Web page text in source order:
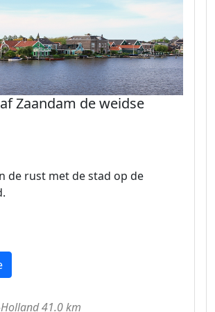
Zaandam de weidse
de rust met de stad op de
41.0 km